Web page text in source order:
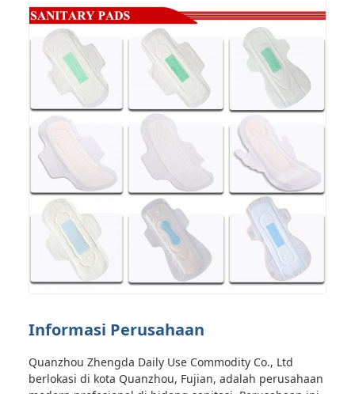
Informasi Perusahaan
Quanzhou Zhengda Daily Use Commodity Co., Ltd
berlokasi di kota Quanzhou, Fujian, adalah perusahaan